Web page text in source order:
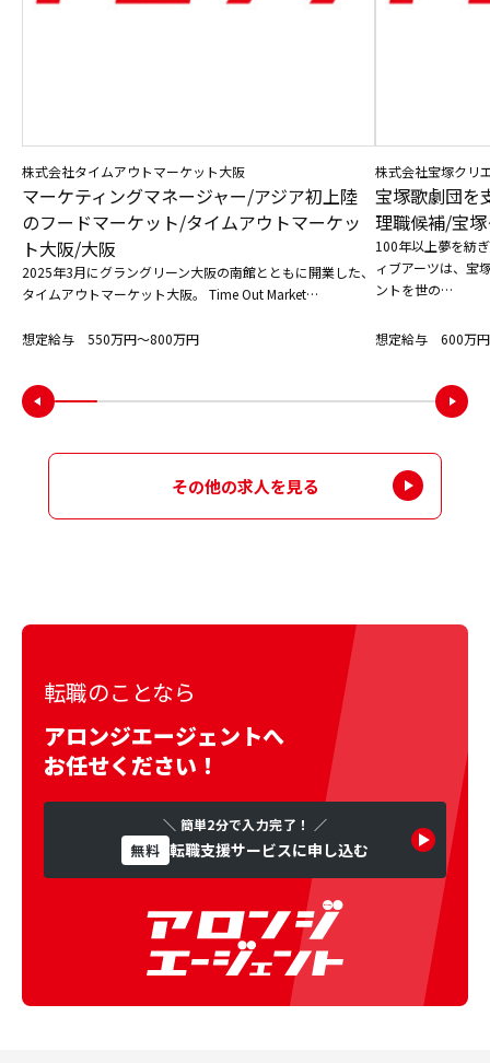
株式会社タイムアウトマーケット大阪
マーケティングマネージャー/アジア初上陸
のフードマーケット/タイムアウトマーケッ
ト大阪/大阪
2025年3月にグラングリーン大阪の南館とともに開業した、
タイムアウトマーケット大阪。 Time Out Market…
想定給与 550万円〜800万円
株式会社宝塚クリ
宝塚歌劇団を
理職候補/宝
100年以上夢を紡
ィブアーツは、宝
ントを世の…
想定給与 600万
その他の求人を見る
転職のことなら
アロンジエージェントへ
お任せください！
＼ 簡単2分で入力完了！ ／
無料 転職支援サービスに申し込む